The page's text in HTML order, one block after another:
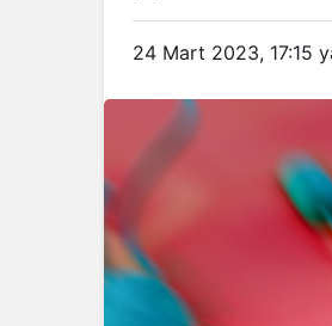
24 Mart 2023, 17:15